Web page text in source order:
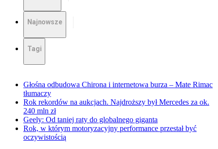
Najnowsze
Tagi
Głośna odbudowa Chirona i internetowa burza – Mate Rimac
tłumaczy
Rok rekordów na aukcjach. Najdroższy był Mercedes za ok.
240 mln zł
Geely: Od taniej raty do globalnego giganta
Rok, w którym motoryzacyjny performance przestał być
oczywistością